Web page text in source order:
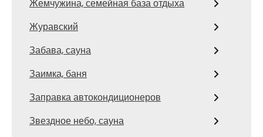
Жемчужина, семейная база отдыха
Журавский
Забава, сауна
Заимка, баня
Заправка автокондиционеров
Звездное небо, сауна